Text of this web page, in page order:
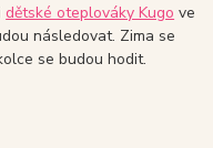
dětské oteplováky Kugo ve
následovat. Zima se
se budou hodit.